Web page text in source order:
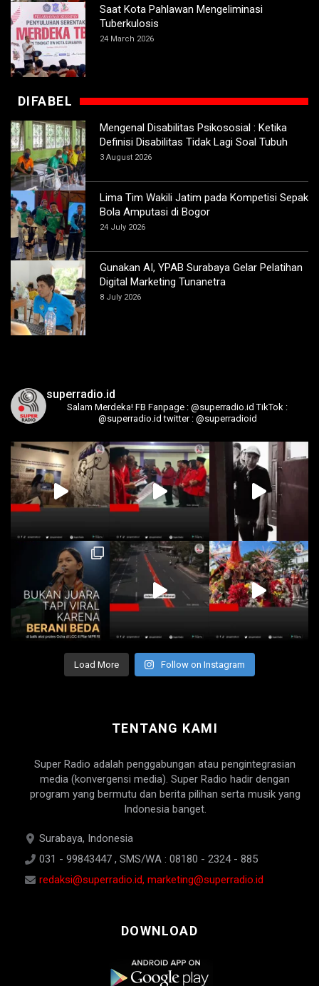
Saat Kota Pahlawan Mengeliminasi
Tuberkulosis
24 March 2026
DIFABEL
Mengenal Disabilitas Psikososial : Ketika
Definisi Disabilitas Tidak Lagi Soal Tubuh
3 August 2026
Lima Tim Wakili Jatim pada Kompetisi Sepak
Bola Amputasi di Bogor
24 July 2026
Gunakan AI, YPAB Surabaya Gelar Pelatihan
Digital Marketing Tunanetra
8 July 2026
superradio.id
Salam Merdeka! FB Fanpage : @superradio.id TikTok :
@superradio.id twitter : @superradioid
Load More Follow on Instagram
TENTANG KAMI
Super Radio adalah penggabungan atau pengintegrasian
media (konvergensi media). Super Radio hadir dengan
program yang bermutu dan berita pilihan serta musik yang
Indonesia banget.
Surabaya, Indonesia
031 - 99843447 , SMS/WA : 08180 - 2324 - 885
redaksi@superradio.id, marketing@superradio.id
DOWNLOAD